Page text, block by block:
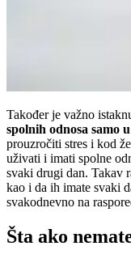
Također je važno
spolnih odnosa samo
prouzročiti stres i kod
uživati i imati spolne
svaki drugi dan. Takav
kao i da ih imate svaki
svakodnevno na
Šta ako